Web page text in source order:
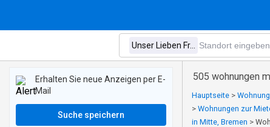
505 wohnungen
Hauptseite >
> Wohnungen zur
in Mitte, Bremen >
Erhalten Sie neue Anzeigen per E-
Mail
Suche speichern